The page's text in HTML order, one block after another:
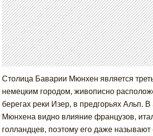
Столица Баварии Мюнхен является
немецким городом, живописно
берегах реки Изер, в предгорьях Альп. В
Мюнхена видно влияние французов,
голландцев, поэтому его даже